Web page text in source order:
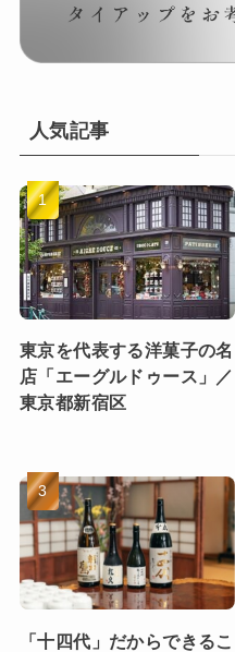
人気記事
東京を代表する洋菓子の名
店「エーグルドゥース」／
東京都新宿区
「十四代」だからできるこ